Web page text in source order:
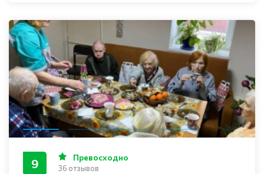
9 Превосходно
36 отзывов